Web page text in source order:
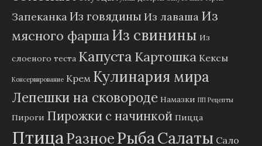
ЗапеканкаИз говядины Из лаваша Из
мясного фаршаИз свинины Из
слоеного теста Капуста Картошка Кексы
Консервирование Крем Кулинария мира
Лепешки на сковороде Намазки ПП Рецепты
Пироги Пирожки с начинкой Пицца
ПтицаРазноеРыбаСалаты Сало